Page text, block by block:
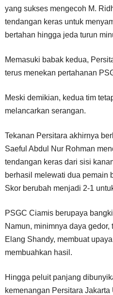
yang sukses mengecoh M.
tendangan keras untuk
bertahan hingga jeda turun
Memasuki babak kedua,
terus menekan pertahanan
Meski demikian, kedua tim
melancarkan serangan.
Tekanan Persitara akhirnya
Saeful Abdul Nur Rohman
tendangan keras dari sisi
berhasil melewati dua pemain
Skor berubah menjadi 2-1
PSGC Ciamis berupaya
Namun, minimnya daya
Elang Shandy, membuat
membuahkan hasil.
Hingga peluit panjang
kemenangan Persitara Jakarta